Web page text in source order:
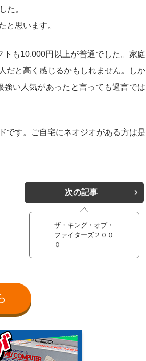
た。
と思います。
トも10,000円以上が普通でした。家庭
だと高く感じるかもしれません。しか
い人気があったと言っても過言では
です。ご自宅にネオジオがある方は是
次の記事
ザ・キング・オブ・
ファイターズ２００
０